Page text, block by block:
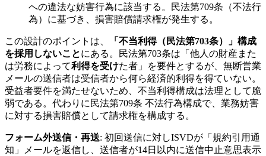
への違法な妨害行為に該当する。民法第709条（不法行
為）に基づき、損害賠償請求権が発生する。
この設計のポイントは、
「不当利得（民法第703条）」構成
を採用しないことにある。民法第703条は「他人の財産また
は労務によって利得を受けた者」を要件とするが、無断営業
メールの送信者は受信者から何ら経済的利得を得ていない。
受益者要件を満たせないため、不当利得構成は法理として脆
弱である。代わりに民法第709条 不法行為構成で、業務妨害
に対する損害賠償として請求権を構成する。
フォーム外送信・再送: 初回送信に対しISVDが「規約引用通
知」メールを返信し、送信者が14日以内に送信中止意思表示